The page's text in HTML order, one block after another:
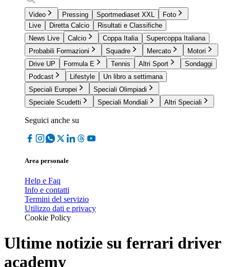
Video Pressing Sportmediaset XXL
Foto
Live
Diretta Calcio
Risultati e Classifiche
News Live
Calcio Coppa Italia
Supercoppa Italiana
Probabili Formazioni
Squadre Mercato
Motori
Drive UP
Formula E Tennis Altri Sport
Sondaggi
Podcast
Lifestyle
Un libro a settimana
Speciali Europei
Speciali Olimpiadi
Speciale Scudetti
Speciali Mondiali Altri Speciali
Seguici anche su
Area personale
Help e Faq
Info e contatti
Termini del servizio
Utilizzo dati e privacy
Cookie Policy
Ultime notizie su ferrari driver
academy